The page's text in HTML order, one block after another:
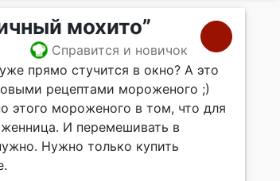
мохито”
Справится и новичок
прямо стучится в окно? А это
рецептами мороженого ;)
этого мороженого в том, что для
И перемешивать в
Нужно только купить